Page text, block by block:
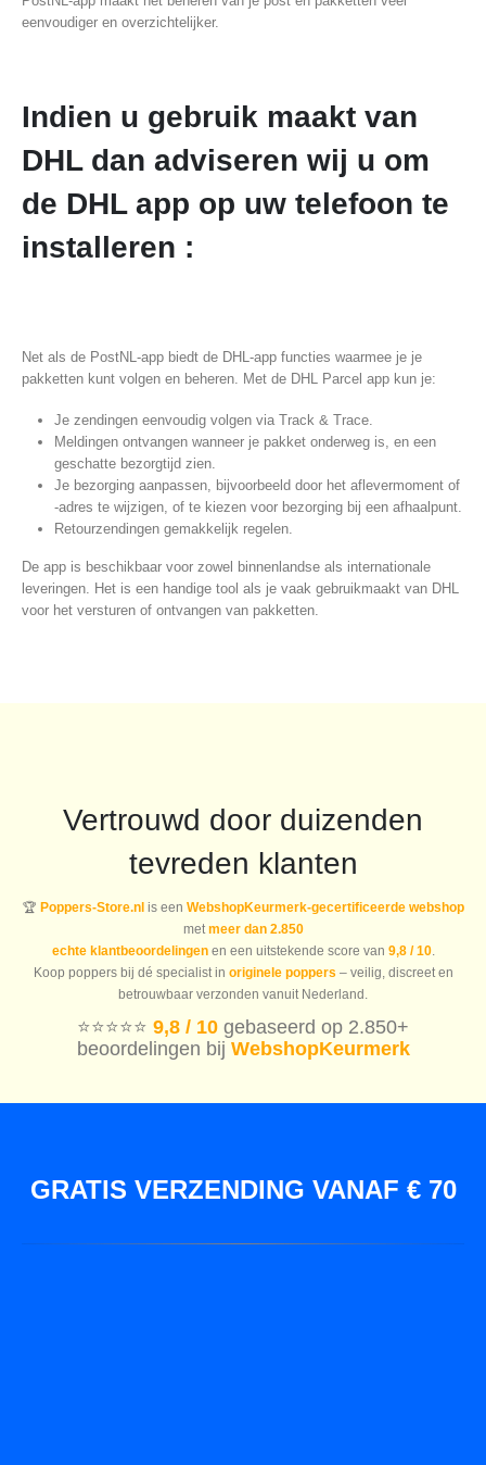
eenvoudiger en overzichtelijker.
Indien u gebruik maakt van
DHL dan adviseren wij u om
de DHL app op uw telefoon te
installeren :
Net als de PostNL-app biedt de DHL-app functies waarmee je je
pakketten kunt volgen en beheren. Met de DHL Parcel app kun je:
Je zendingen eenvoudig volgen via Track & Trace.
Meldingen ontvangen wanneer je pakket onderweg is, en een
geschatte bezorgtijd zien.
Je bezorging aanpassen, bijvoorbeeld door het aflevermoment of
-adres te wijzigen, of te kiezen voor bezorging bij een afhaalpunt.
Retourzendingen gemakkelijk regelen.
De app is beschikbaar voor zowel binnenlandse als internationale
leveringen. Het is een handige tool als je vaak gebruikmaakt van DHL
voor het versturen of ontvangen van pakketten.
Vertrouwd door duizenden
tevreden klanten
🏆 Poppers-Store.nl is een WebshopKeurmerk-gecertificeerde webshop
met meer dan 2.850
echte klantbeoordelingenen een uitstekende score van 9,8 / 10.
Koop poppers bij dé specialist in originele poppers – veilig, discreet en
betrouwbaar verzonden vanuit Nederland.
⭐️⭐️⭐️⭐️⭐️ 9,8 / 10 gebaseerd op 2.850+
beoordelingen bij WebshopKeurmerk
GRATIS VERZENDING VANAF € 70